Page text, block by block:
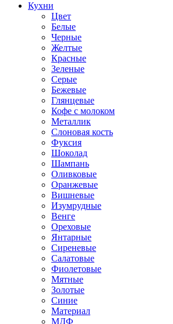
Кухни
Цвет
Белые
Черные
Желтые
Красные
Зеленые
Серые
Бежевые
Глянцевые
Кофе с молоком
Металлик
Слоновая кость
Фуксия
Шоколад
Шампань
Оливковые
Оранжевые
Вишневые
Изумрудные
Венге
Ореховые
Янтарные
Сиреневые
Салатовые
Фиолетовые
Мятные
Золотые
Синие
Материал
МДФ